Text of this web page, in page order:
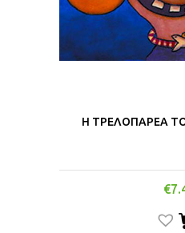
Η ΤΡΕΛΟΠΑΡΕΑ
€